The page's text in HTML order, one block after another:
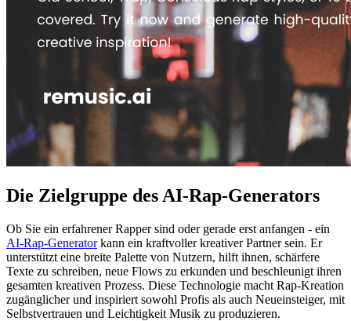
Die Zielgruppe des AI-Rap-Generators
Ob Sie ein erfahrener Rapper sind oder gerade erst anfangen - ein
AI-Rap-Generatorkann ein kraftvoller kreativer Partner sein. Er
unterstützt eine breite Palette von Nutzern, hilft ihnen, schärfere
Texte zu schreiben, neue Flows zu erkunden und beschleunigt ihren
gesamten kreativen Prozess. Diese Technologie macht Rap-Kreation
zugänglicher und inspiriert sowohl Profis als auch Neueinsteiger, mit
Selbstvertrauen und Leichtigkeit Musik zu produzieren.